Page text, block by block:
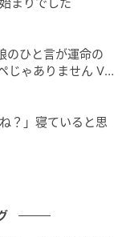
喉が少し締ま
いると思いま
声を意識的に作
ニメ声を作っ
していたので、
ちの1つが本当は
やり考えたくら
のひと言が運命の
じゃありません Vo
？」寝ていると思